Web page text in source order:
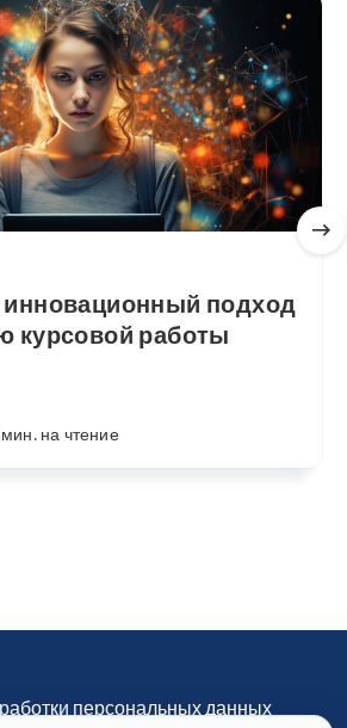
инновационный подход
курсовой работы
на чтение
персональных данных